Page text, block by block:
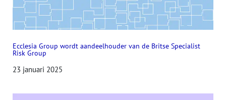
Ecclesia Group wordt aandeelhouder van de Britse Specialist
Risk Group
23 januari 2025